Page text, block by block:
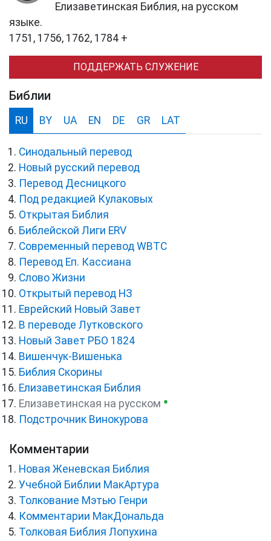
Елизаветинская Библия, на русском
языке.
1751, 1756, 1762, 1784 +
ПОДДЕРЖАТЬ СЛУЖЕНИЕ
Библии
RU BY UA EN DE GR LAT
Синодальный перевод
Новый русский перевод
Перевод Десницкого
Под редакцией Кулаковых
Открытая Библия
Библейской Лиги ERV
Cовременный перевод WBTC
Перевод Еп. Кассиана
Слово Жизни
Открытый перевод НЗ
Еврейский Новый Завет
В переводе Лутковского
Новый Завет РБО 1824
Вишенчук-Вишенька
Библия Скорины
Елизаветинская Библия
Елизаветинская на русском ●
Подстрочник Винокурова
Комментарии
Новая Женевская Библия
Учебной Библии МакАртура
Толкование Мэтью Генри
Комментарии МакДональда
Толковая Библия Лопухина